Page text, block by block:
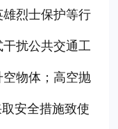
烈士保护等行
扰公共交通工
物体；高空抛
安全措施致使